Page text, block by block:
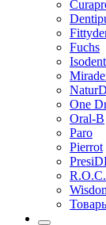
Fuchs
Isodent
One
Oral-B
Paro
Pierrot